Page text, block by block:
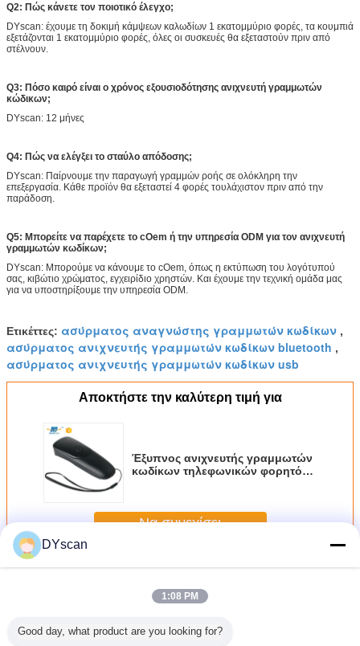
Q2: Πώς κάνετε τον ποιοτικό έλεγχο;
DYscan: έχουμε τη δοκιμή κάμψεων καλωδίων 1 εκατομμύριο φορές, τα κουμπιά
εξετάζονται 1 εκατομμύριο φορές, όλες οι συσκευές θα εξεταστούν πριν από
στέλνουν.
Q3: Πόσο καιρό είναι ο χρόνος εξουσιοδότησης ανιχνευτή γραμμωτών
κώδικων;
DYscan: 12 μήνες
Q4: Πώς να ελέγξει το σταύλο απόδοσης;
DYscan: Παίρνουμε την παραγωγή γραμμών ροής σε ολόκληρη την
επεξεργασία. Κάθε προϊόν θα εξεταστεί 4 φορές τουλάχιστον πριν από την
παράδοση.
Q5: Μπορείτε να παρέχετε το cOem ή την υπηρεσία ODM για τον ανιχνευτή
γραμμωτών κωδίκων;
DYscan: Μπορούμε να κάνουμε το cOem, όπως η εκτύπωση του λογότυπού
σας, κιβώτιο χρώματος, εγχειρίδιο χρηστών. Και έχουμε την τεχνική ομάδα μας
για να υποστηρίξουμε την υπηρεσία ODM.
Ετικέττες: ασύρματος αναγνώστης γραμμωτών κωδίκων ,
ασύρματος ανιχνευτής γραμμωτών κωδίκων bluetooth ,
ασύρματος ανιχνευτής γραμμωτών κωδίκων usb
Αποκτήστε την καλύτερη τιμή για
Έξυπνος ανιχνευτής γραμμωτών
κωδίκων τηλεφωνικών φορητός
οπτικής αναγνώρισης
χαρακτήρων 1d 2$ος Qr
Να συνεχίσει
Περισσότεροιασύρματο scanner barcode
DYscan
1:08 PM
Good day, what product are you looking for?